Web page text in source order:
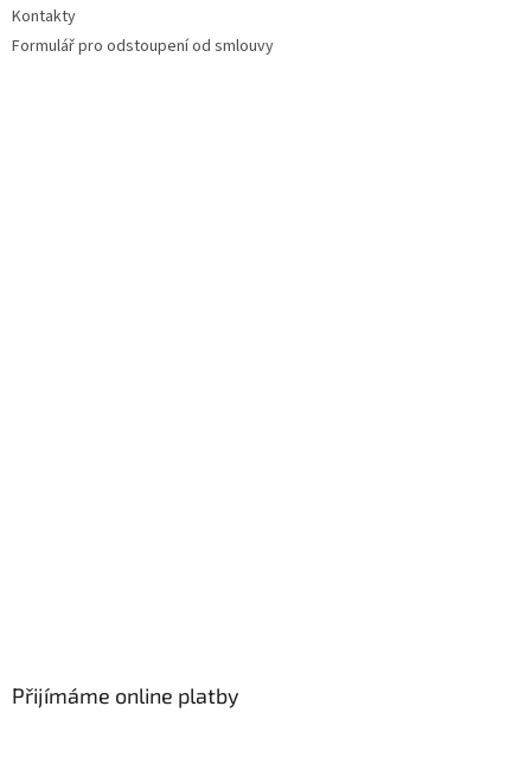
Kontakty
Formulář pro odstoupení od smlouvy
Přijímáme online platby